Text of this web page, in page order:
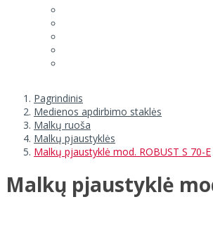
Pagrindinis
Medienos apdirbimo staklės
Malkų ruoša
Malkų pjaustyklės
Malkų pjaustyklė mod. ROBUST S 70-E
Malkų pjaustyklė